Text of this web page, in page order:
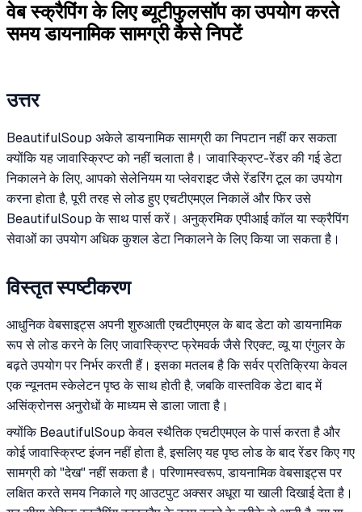
वेब स्क्रैपिंग के लिए ब्यूटीफुलसॉप का उपयोग करते
समय डायनामिक सामग्री कैसे निपटें
उत्तर
BeautifulSoup अकेले डायनामिक सामग्री का निपटान नहीं कर सकता
क्योंकि यह जावास्क्रिप्ट को नहीं चलाता है। जावास्क्रिप्ट-रेंडर की गई डेटा
निकालने के लिए, आपको सेलेनियम या प्लेवराइट जैसे रेंडरिंग टूल का उपयोग
करना होता है, पूरी तरह से लोड हुए एचटीएमएल निकालें और फिर उसे
BeautifulSoup के साथ पार्स करें। अनुक्रमिक एपीआई कॉल या स्क्रैपिंग
सेवाओं का उपयोग अधिक कुशल डेटा निकालने के लिए किया जा सकता है।
विस्तृत स्पष्टीकरण
आधुनिक वेबसाइट्स अपनी शुरुआती एचटीएमएल के बाद डेटा को डायनामिक
रूप से लोड करने के लिए जावास्क्रिप्ट फ्रेमवर्क जैसे रिएक्ट, व्यू या एंगुलर के
बढ़ते उपयोग पर निर्भर करती हैं। इसका मतलब है कि सर्वर प्रतिक्रिया केवल
एक न्यूनतम स्केलेटन पृष्ठ के साथ होती है, जबकि वास्तविक डेटा बाद में
असिंक्रोनस अनुरोधों के माध्यम से डाला जाता है।
क्योंकि BeautifulSoup केवल स्थैतिक एचटीएमएल के पार्स करता है और
कोई जावास्क्रिप्ट इंजन नहीं होता है, इसलिए यह पृष्ठ लोड के बाद रेंडर किए गए
सामग्री को "देख" नहीं सकता है। परिणामस्वरूप, डायनामिक वेबसाइट्स पर
लक्षित करते समय निकाले गए आउटपुट अक्सर अधूरा या खाली दिखाई देता है।